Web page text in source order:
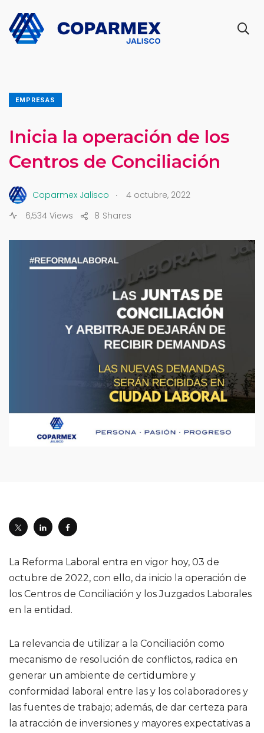
EMPRESAS
Inicia la operación de los
Centros de Conciliación
Coparmex Jalisco .
4 octubre, 2022
6,534 Views
Shares
8
La Reforma Laboral entra en vigor hoy, 03 de
octubre de 2022, con ello, da inicio la operación de
los Centros de Conciliación y los Juzgados Laborales
en la entidad.
La relevancia de utilizar a la Conciliación como
mecanismo de resolución de conflictos, radica en
generar un ambiente de certidumbre y
conformidad laboral entre las y los colaboradores y
las fuentes de trabajo; además, de dar certeza para
la atracción de inversiones y mayores expectativas a